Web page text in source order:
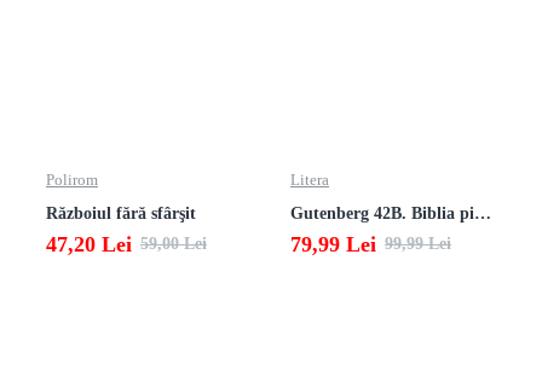
Polirom
Războiul fără sfârşit
47,20 Lei 59,00 Lei
Litera
Gutenberg 42B. Biblia pierduta
79,99 Lei 99,99 Lei